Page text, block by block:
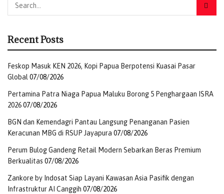
Recent Posts
Feskop Masuk KEN 2026, Kopi Papua Berpotensi Kuasai Pasar
Global07/08/2026
Pertamina Patra Niaga Papua Maluku Borong 5 Penghargaan ISRA
202607/08/2026
BGN dan Kemendagri Pantau Langsung Penanganan Pasien
Keracunan MBG di RSUP Jayapura 07/08/2026
Perum Bulog Gandeng Retail Modern Sebarkan Beras Premium
Berkualitas 07/08/2026
Zankore by Indosat Siap Layani Kawasan Asia Pasifik dengan
Infrastruktur AI Canggih 07/08/2026